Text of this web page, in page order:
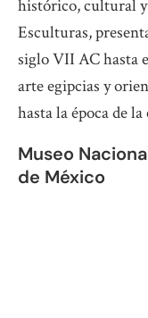
histórico, cultural
Esculturas,
siglo VII AC hasta
arte egipcias y
hasta la época de
Museo
de México